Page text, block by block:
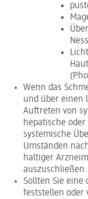
Wenn das
und über einen
Auftreten von
hepatische
systemische
Umständen
haltiger
auszuschließen.
Sollten Sie eine
feststellen oder